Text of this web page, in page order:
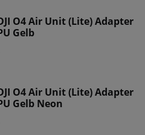
O4 Air Unit (Lite) Adapter
Gelb
O4 Air Unit (Lite) Adapter
Gelb Neon